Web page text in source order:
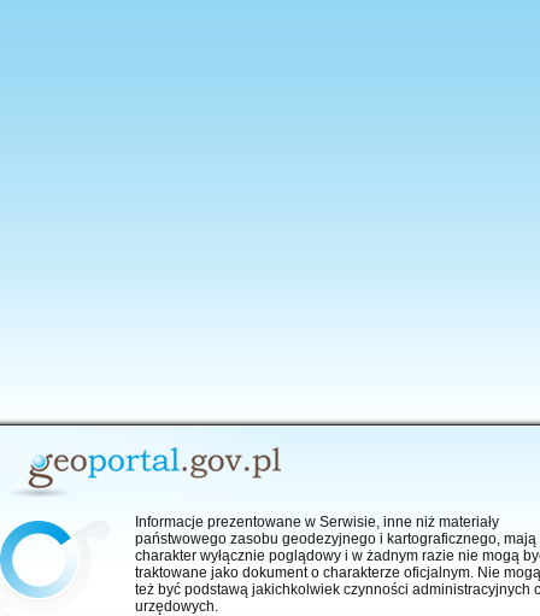
Informacje prezentowane w Serwisie, inne niż materiały
państwowego zasobu geodezyjnego i kartograficznego, mają
charakter wyłącznie poglądowy i w żadnym razie nie mogą
traktowane jako dokument o charakterze oficjalnym. Nie mogą
też być podstawą jakichkolwiek czynności administracyjnych
urzędowych.